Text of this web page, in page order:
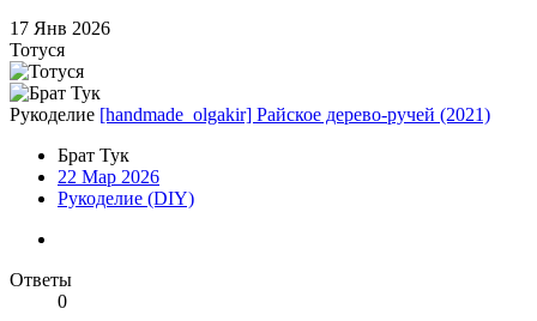
17 Янв 2026
Тотуся
Рукоделие [handmade_olgakir] Райское дерево-ручей (2021)
Брат Тук
22 Мар 2026
Рукоделие (DIY)
Ответы
0